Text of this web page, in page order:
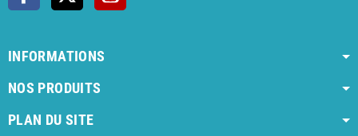
INFORMATIONS
NOS PRODUITS
PLAN DU SITE